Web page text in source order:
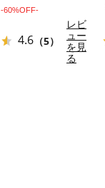
-60%OFF-
4.6 （5）
レビ
ュー
を見
る